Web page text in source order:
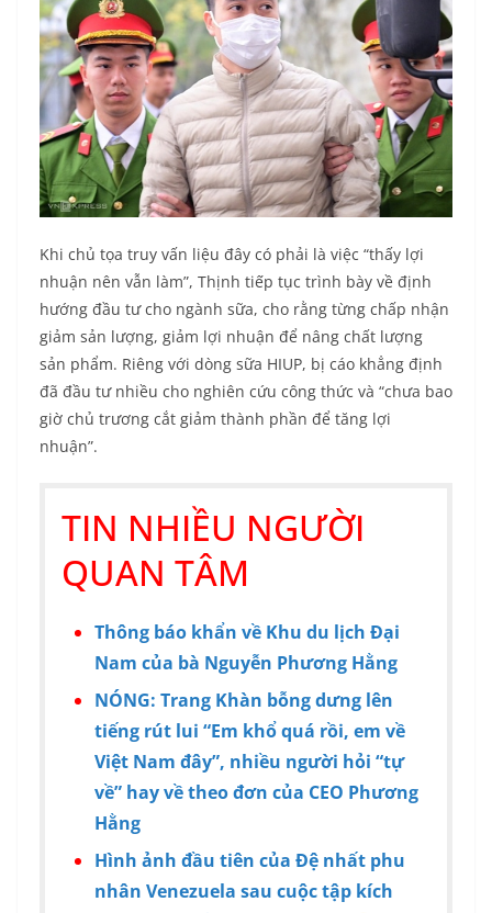
Khi chủ tọa truy vấn liệu đây có phải là việc “thấy lợi
nhuận nên vẫn làm”, Thịnh tiếp tục trình bày về định
hướng đầu tư cho ngành sữa, cho rằng từng chấp nhận
giảm sản lượng, giảm lợi nhuận để nâng chất lượng
sản phẩm. Riêng với dòng sữa HIUP, bị cáo khẳng định
đã đầu tư nhiều cho nghiên cứu công thức và “chưa bao
giờ chủ trương cắt giảm thành phần để tăng lợi
nhuận”.
TIN NHIỀU NGƯỜI
QUAN TÂM
Thông báo khẩn về Khu du lịch Đại
Nam của bà Nguyễn Phương Hằng
NÓNG: Trang Khàn bỗng dưng lên
tiếng rút lui “Em khổ quá rồi, em về
Việt Nam đây”, nhiều người hỏi “tự
về” hay về theo đơn của CEO Phương
Hằng
Hình ảnh đầu tiên của Đệ nhất phu
nhân Venezuela sau cuộc tập kích